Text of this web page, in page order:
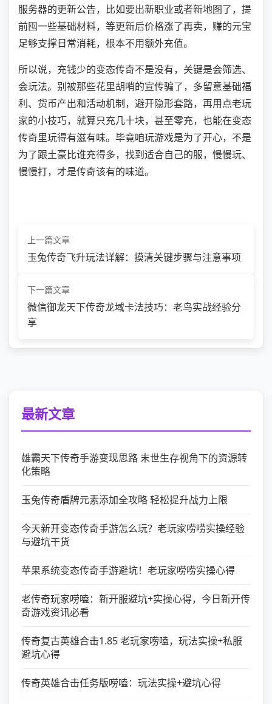
服务器的更新公告，比如要出新职业或者新地图了，提
前囤一些基础材料，等更新后价格涨了再卖，赚的元宝
足够支撑日常消耗，根本不用额外充值。
所以说，充钱少的变态传奇不是没有，关键是会筛选、
会玩法。别被那些花里胡哨的宣传骗了，多留意基础福
利、货币产出和活动机制，避开隐形套路，再用点老玩
家的小技巧，就算只充几十块，甚至零充，也能在变态
传奇里玩得有滋有味。毕竟咱玩游戏是为了开心，不是
为了跟土豪比谁充得多，找到适合自己的服，慢慢玩、
慢慢打，才是传奇该有的味道。
上一篇文章
玉兔传奇飞升玩法详解：摸清关键步骤与注意事项
下一篇文章
微信御龙天下传奇龙域卡法技巧：老鸟实战经验分
享
最新文章
雄霸天下传奇手游变现思路 末世生存视角下的资源转
化策略
玉兔传奇盾牌元素添加全攻略 轻松提升战力上限
今天新开变态传奇手游怎么玩？老玩家唠唠实操经验
与避坑干货
苹果系统变态传奇手游避坑！老玩家唠唠实操心得
老传奇玩家唠嗑：新开服避坑+实操心得，今日新开传
奇游戏资讯必看
传奇复古英雄合击1.85 老玩家唠嗑，玩法实操+私服
避坑心得
传奇英雄合击任务版唠嗑：玩法实操+避坑心得